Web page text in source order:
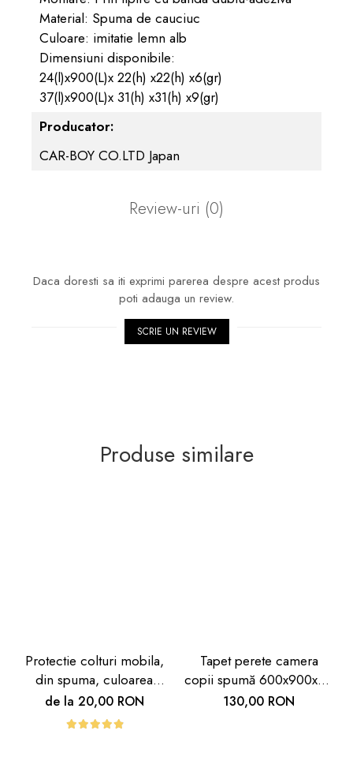
Material: Spuma de cauciuc
Culoare: imitatie lemn alb
Dimensiuni disponibile:
24(l)x900(L)x 22(h) x22(h) x6(gr)
37(l)x900(L)x 31(h) x31(h) x9(gr)
Producator:
CAR-BOY CO.LTD Japan
Review-uri (0)
Daca doresti sa iti exprimi parerea despre acest produs
poti adauga un review.
SCRIE UN REVIEW
Produse similare
Protectie colturi mobila,
din spuma, culoarea
lemnului alb, set 2 buc
de la 20,00 RON
Tapet perete camera
copii spumă 600x900x9 -
Siguranță copii
130,00 RON